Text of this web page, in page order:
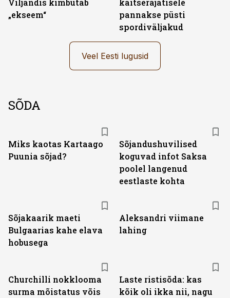
Viljandis kimbutab
„ekseem“
kaitserajatisele
pannakse püsti
spordiväljakud
Veel Eesti lugusid
SÕDA
Miks kaotas Kartaago
Puunia sõjad?
Sõjandushuvilised
koguvad infot Saksa
poolel langenud
eestlaste kohta
Sõjakaarik maeti
Bulgaarias kahe elava
hobusega
Aleksandri viimane
lahing
Churchilli nokklooma
surma mõistatus võis
Laste ristisõda: kas
kõik oli ikka nii, nagu